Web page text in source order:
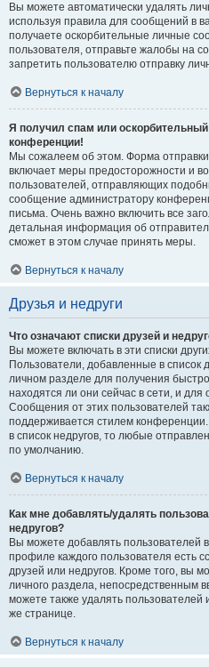
Вы можете автоматически удалять
используя правила для сообщений в
получаете оскорбительные личные
пользователя, отправьте жалобы на
запретить пользователю отправку
Вернуться к началу
Я получил спам или оскорбительный
конференции!
Мы сожалеем об этом. Форма
включает меры предосторожности и
пользователей, отправляющих
сообщение администратору
письма. Очень важно включить все
детальная информация об
сможет в этом случае принять меры.
Вернуться к началу
Друзья и недруги
Что означают списки друзей и
Вы можете включать в эти списки
Пользователи, добавленные в список
личном разделе для получения
находятся ли они сейчас в сети, и
Сообщения от этих пользователей
поддерживается стилем
в список недругов, то любые
по умолчанию.
Вернуться к началу
Как мне добавлять/удалять
недругов?
Вы можете добавлять пользователей
профиле каждого пользователя есть
друзей или недругов. Кроме того, вы
личного раздела, непосредственным
можете также удалять пользователей
же странице.
Вернуться к началу